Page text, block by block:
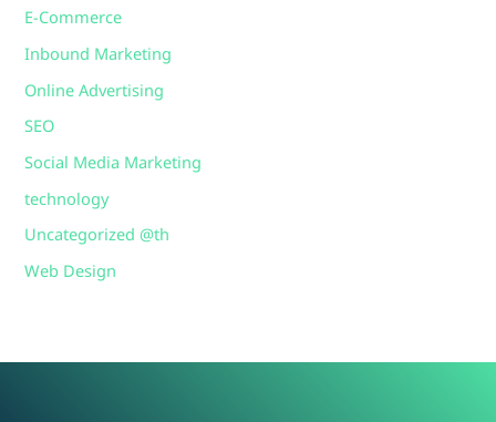
E-Commerce
Inbound Marketing
Online Advertising
SEO
Social Media Marketing
technology
Uncategorized @th
Web Design